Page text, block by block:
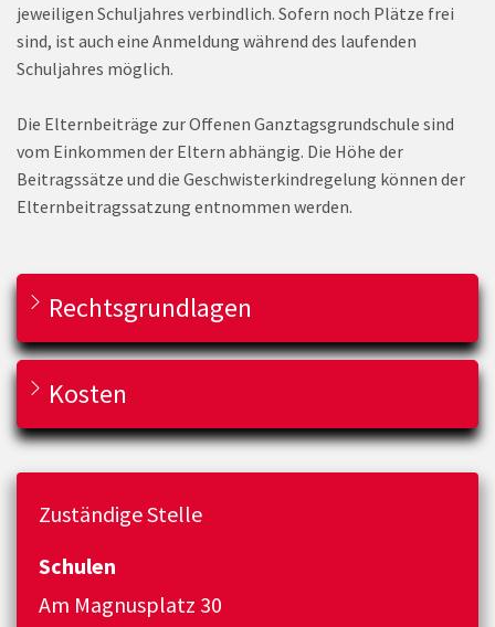
jeweiligen Schuljahres verbindlich. Sofern noch Plätze frei
sind, ist auch eine Anmeldung während des laufenden
Schuljahres möglich.
Die Elternbeiträge zur Offenen Ganztagsgrundschule sind
vom Einkommen der Eltern abhängig. Die Höhe der
Beitragssätze und die Geschwisterkindregelung können der
Elternbeitragssatzung entnommen werden.
Rechtsgrundlagen
Kosten
Zuständige Stelle
Schulen
Am Magnusplatz 30